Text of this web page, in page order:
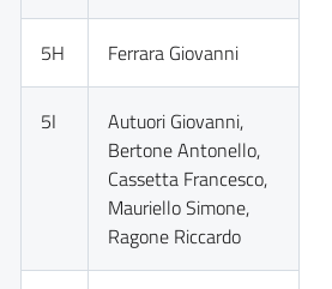
5H Ferrara Giovanni
5I
Autuori Giovanni,
Bertone Antonello,
Cassetta Francesco,
Mauriello Simone,
Ragone Riccardo